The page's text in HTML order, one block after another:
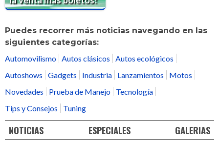
Puedes recorrer más noticias navegando en las
siguientes categorías:
Automovilismo Autos clásicos
Autos ecológicos
Autoshows
Gadgets Industria Lanzamientos
Motos
Novedades
Prueba de Manejo
Tecnología
Tips y Consejos
Tuning
NOTICIAS ESPECIALES GALERIAS